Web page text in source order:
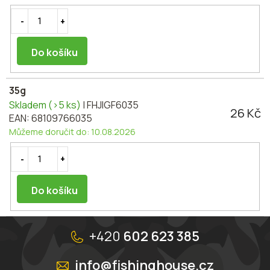
Do košíku
35g
Skladem (>5 ks) | FHJIGF6035
EAN:68109766035
Můžeme doručit do: 10.08.2026
26 Kč
Do košíku
Z
+420 602 623 385
info@fishinghouse.cz